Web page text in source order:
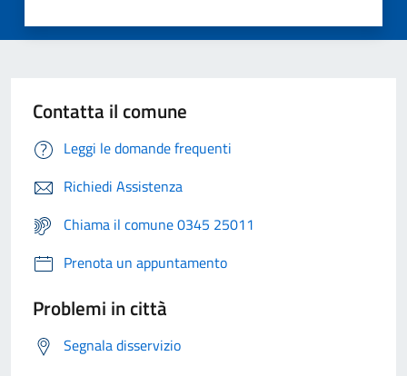
Contatta il comune
Leggi le domande frequenti
Richiedi Assistenza
Chiama il comune 0345 25011
Prenota un appuntamento
Problemi in città
Segnala disservizio